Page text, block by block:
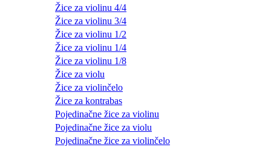
Žice za violinu 4/4
Žice za violinu 3/4
Žice za violinu 1/2
Žice za violinu 1/4
Žice za violinu 1/8
Žice za violu
Žice za violinčelo
Žice za kontrabas
Pojedinačne žice za violinu
Pojedinačne žice za violu
Pojedinačne žice za violinčelo